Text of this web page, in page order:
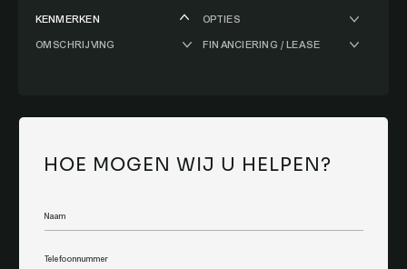
KENMERKEN
OPTIES
OMSCHRIJVING
FINANCIERING / LEASE
HOE MOGEN WIJ U HELPEN?